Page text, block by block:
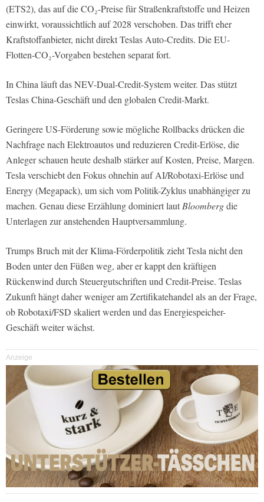
(ETS2), das auf die CO₂-Preise für Straßenkraftstoffe und Heizen
einwirkt, voraussichtlich auf 2028 verschoben. Das trifft eher
Kraftstoffanbieter, nicht direkt Teslas Auto-Credits. Die EU-
Flotten-CO₂-Vorgaben bestehen separat fort.
In China läuft das NEV-Dual-Credit-System weiter. Das stützt
Teslas China-Geschäft und den globalen Credit-Markt.
Geringere US-Förderung sowie mögliche Rollbacks drücken die
Nachfrage nach Elektroautos und reduzieren Credit-Erlöse, die
Anleger schauen heute deshalb stärker auf Kosten, Preise, Margen.
Tesla verschiebt den Fokus ohnehin auf AI/Robotaxi-Erlöse und
Energy (Megapack), um sich vom Politik-Zyklus unabhängiger zu
machen. Genau diese Erzählung dominiert laut Bloombergdie
Unterlagen zur anstehenden Hauptversammlung.
Trumps Bruch mit der Klima-Förderpolitik zieht Tesla nicht den
Boden unter den Füßen weg, aber er kappt den kräftigen
Rückenwind durch Steuergutschriften und Credit-Preise. Teslas
Zukunft hängt daher weniger am Zertifikatehandel als an der Frage,
ob Robotaxi/FSD skaliert werden und das Energiespeicher-
Geschäft weiter wächst.
Anzeige